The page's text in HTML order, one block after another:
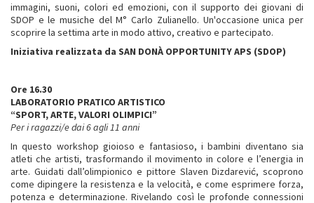
immagini, suoni, colori ed emozioni, con il supporto dei giovani di
SDOP e le musiche del M° Carlo Zulianello. Un'occasione unica per
scoprire la settima arte in modo attivo, creativo e partecipato.
Iniziativa realizzata da SAN DONÀ OPPORTUNITY APS (SDOP)
Ore 16.30
LABORATORIO PRATICO ARTISTICO
“SPORT, ARTE, VALORI OLIMPICI”
Per i ragazzi/e dai 6 agli 11 anni
In questo workshop gioioso e fantasioso, i bambini diventano sia
atleti che artisti, trasformando il movimento in colore e l’energia in
arte. Guidati dall’olimpionico e pittore Slaven Dizdarević, scoprono
come dipingere la resistenza e la velocità, e come esprimere forza,
potenza e determinazione. Rivelando così le profonde connessioni